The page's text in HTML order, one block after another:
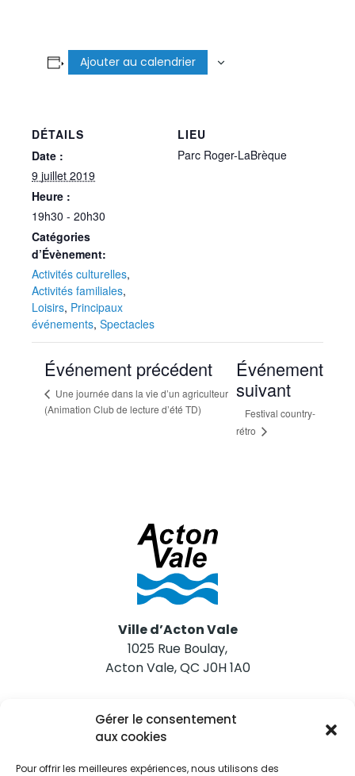
Gérer le consentement
aux cookies
Pour offrir les meilleures expériences, nous utilisons des
Ajouter au calendrier
DÉTAILS
Date :
9 juillet 2019
Heure :
19h30 - 20h30
Catégories
d’Évènement:
Activités culturelles,
Activités familiales,
Loisirs, Principaux
événements, Spectacles
LIEU
Parc Roger-LaBrèque
Événement précédent
Une journée dans la vie d’un agriculteur
(Animation Club de lecture d’été TD)
Événement
suivant
Festival country-
rétro
Ville d’Acton Vale
1025 Rue Boulay,
Acton Vale, QC J0H 1A0
Nous joindre
Tél. 450 546-2703